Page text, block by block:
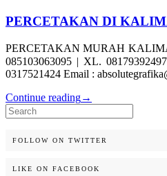
PERCETAKAN DI
PERCETAKAN MURAH
085103063095 | XL.
0317521424 Email :
Continue reading→
Search
for:
FOLLOW ON TWITTER
LIKE ON FACEBOOK